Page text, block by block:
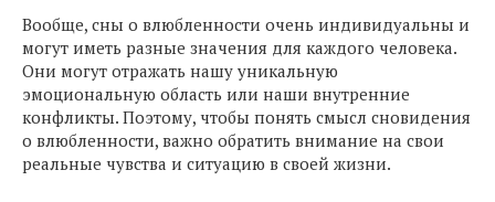
Вообще, сны о влюбленности очень индивидуальны и
могут иметь разные значения для каждого человека.
Они могут отражать нашу уникальную
эмоциональную область или наши внутренние
конфликты. Поэтому, чтобы понять смысл сновидения
о влюбленности, важно обратить внимание на свои
реальные чувства и ситуацию в своей жизни.